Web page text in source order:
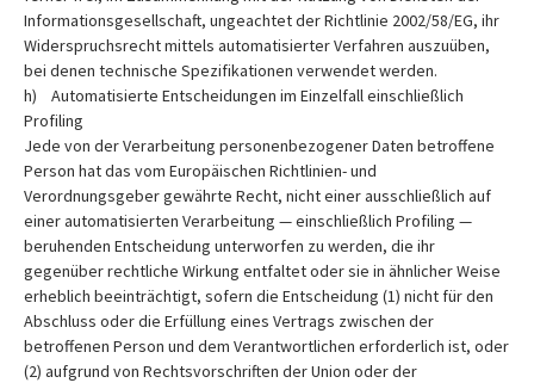
Informationsgesellschaft, ungeachtet der Richtlinie 2002/58/EG, ihr
Widerspruchsrecht mittels automatisierter Verfahren auszuüben,
bei denen technische Spezifikationen verwendet werden.
h) Automatisierte Entscheidungen im Einzelfall einschließlich
Profiling
Jede von der Verarbeitung personenbezogener Daten betroffene
Person hat das vom Europäischen Richtlinien- und
Verordnungsgeber gewährte Recht, nicht einer ausschließlich auf
einer automatisierten Verarbeitung — einschließlich Profiling —
beruhenden Entscheidung unterworfen zu werden, die ihr
gegenüber rechtliche Wirkung entfaltet oder sie in ähnlicher Weise
erheblich beeinträchtigt, sofern die Entscheidung (1) nicht für den
Abschluss oder die Erfüllung eines Vertrags zwischen der
betroffenen Person und dem Verantwortlichen erforderlich ist, oder
(2) aufgrund von Rechtsvorschriften der Union oder der